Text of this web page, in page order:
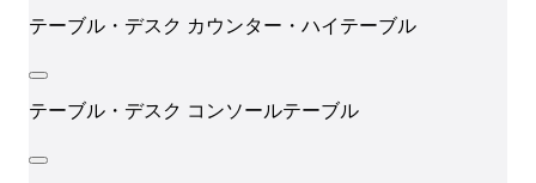
テーブル・デスク カウンター・ハイテーブル
テーブル・デスク コンソールテーブル